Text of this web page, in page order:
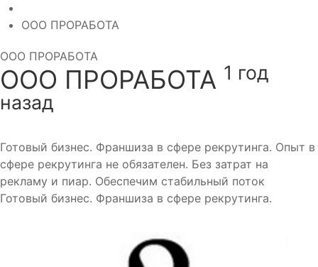
ООО ПРОРАБОТА
ООО ПРОРАБОТА
ООО ПРОРАБОТА 1 год
назад
Готовый бизнес. Франшиза в сфере рекрутинга. Опыт в
сфере рекрутинга не обязателен. Без затрат на
рекламу и пиар. Обеспечим стабильный поток
Готовый бизнес. Франшиза в сфере рекрутинга.